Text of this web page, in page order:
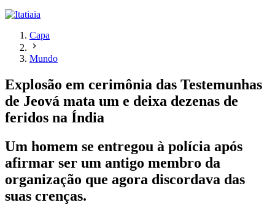
Capa
Mundo
Explosão em cerimônia das Testemunhas
de Jeová mata um e deixa dezenas de
feridos na Índia
Um homem se entregou à polícia após
afirmar ser um antigo membro da
organização que agora discordava das
suas crenças.